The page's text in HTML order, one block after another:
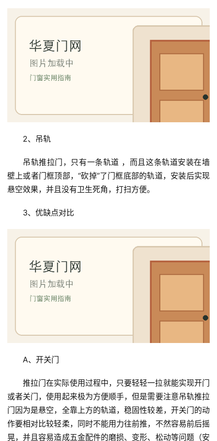
2、吊轨
吊轨推拉门，只有一条轨道 ，而且这条轨道安装在墙
壁上或者门框顶部，“砍掉”了门框底部的轨道，安装后实现
悬空效果，并且没有卫生死角，打扫方便。
3、优缺点对比
A、开关门
推拉门在实际使用过程中，只要轻轻一拉就能实现开门
或者关门，使用起来极为方便顺手，但是需要注意吊轨推拉
门因为是悬空，全靠上方的轨道，稳固性较差，开关门的动
作要相对比较轻柔，同时不能用力往前推，不然容易前后摇
晃，并且容易造成五金配件的磨损、变形、松动等问题（安